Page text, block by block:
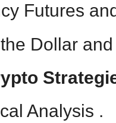
Futures
Dollar
Analysis .